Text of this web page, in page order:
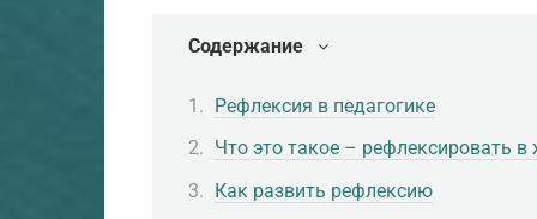
Содержание
Рефлексия в педагогике
Что это такое – рефлексировать в
Как развить рефлексию